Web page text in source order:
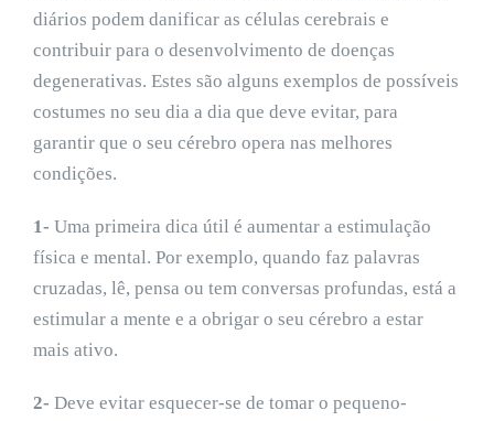
diários podem danificar as células cerebrais e
contribuir para o desenvolvimento de doenças
degenerativas. Estes são alguns exemplos de possíveis
costumes no seu dia a dia que deve evitar, para
garantir que o seu cérebro opera nas melhores
condições.
1- Uma primeira dica útil é aumentar a estimulação
física e mental. Por exemplo, quando faz palavras
cruzadas, lê, pensa ou tem conversas profundas, está a
estimular a mente e a obrigar o seu cérebro a estar
mais ativo.
2- Deve evitar esquecer-se de tomar o pequeno-